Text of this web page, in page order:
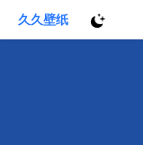
久久壁纸